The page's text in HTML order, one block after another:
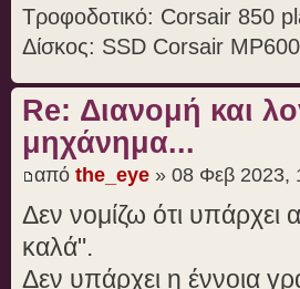
Τροφοδοτικό: Corsair 850
Δίσκος: SSD Corsair
Re: Διανομή και
μηχάνημα...
από the_eye » 08 Φεβ 2023,
Δεν νομίζω ότι
καλά".
Δεν υπάρχει η έννοια